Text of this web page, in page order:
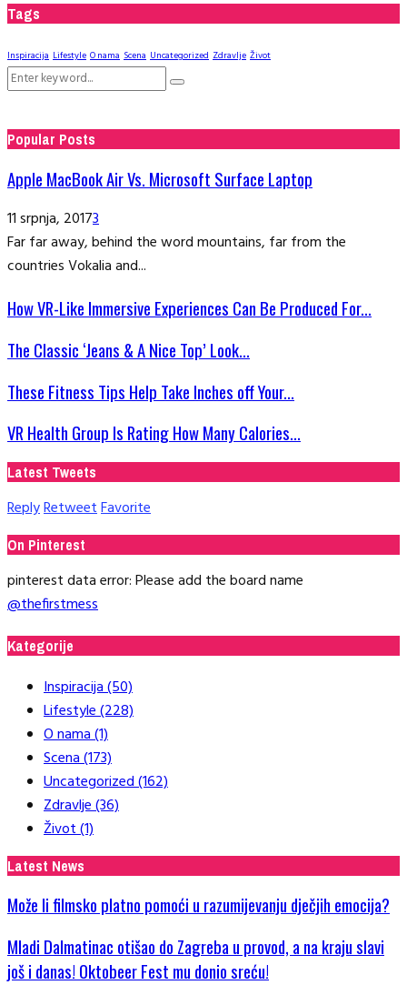
Tags
Inspiracija Lifestyle O nama Scena Uncategorized Zdravlje Život
Search
Search
Popular Posts
Apple MacBook Air Vs. Microsoft Surface Laptop
11 srpnja, 20173
Far far away, behind the word mountains, far from the
countries Vokalia and...
How VR-Like Immersive Experiences Can Be Produced For...
The Classic ‘Jeans & A Nice Top’ Look...
These Fitness Tips Help Take Inches off Your...
VR Health Group Is Rating How Many Calories...
Latest Tweets
ReplyRetweetFavorite
On Pinterest
pinterest data error: Please add the board name
@thefirstmess
Kategorije
Inspiracija(50)
Lifestyle(228)
O nama(1)
Scena(173)
Uncategorized(162)
Zdravlje(36)
Život(1)
Latest News
Može li filmsko platno pomoći u razumijevanju dječjih emocija?
Mladi Dalmatinac otišao do Zagreba u provod, a na kraju slavi
još i danas! Oktobeer Fest mu donio sreću!